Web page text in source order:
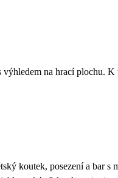
na hrací plochu.
koutek, posezení a bar